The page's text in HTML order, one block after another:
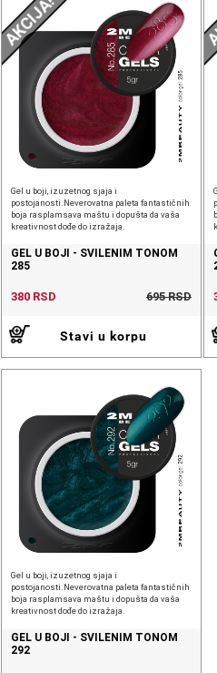
AKCIJA!
Gel u boji, izuzetnog sjaja i
postojanosti.Neverovatna paleta fantastičnih
boja rasplamsava maštu i dopušta da vaša
kreativnost dođe do izražaja.
GEL U BOJI - SVILENIM TONOM
285
380 RSD 695 RSD
Stavi u korpu
Gel u boji, izuzetnog sjaja i
postojanosti.Neverovatna paleta fantastičnih
boja rasplamsava maštu i dopušta da vaša
kreativnost dođe do izražaja.
GEL U BOJI - SVILENIM TONOM
292